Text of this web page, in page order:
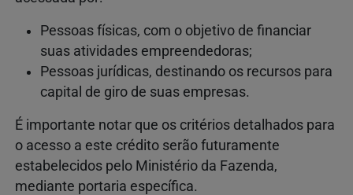
Pessoas físicas, com o objetivo de financiar
suas atividades empreendedoras;
Pessoas jurídicas, destinando os recursos para
capital de giro de suas empresas.
É importante notar que os critérios detalhados para
o acesso a este crédito serão futuramente
estabelecidos pelo Ministério da Fazenda,
mediante portaria específica.